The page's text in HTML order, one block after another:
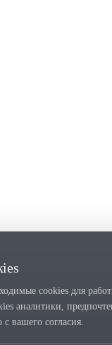
cookies для
аналитики,
вашего согласия.